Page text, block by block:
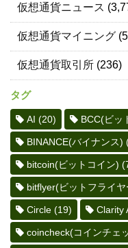
仮想通貨ニュース
仮想通貨マイニング
仮想通貨取引所 (236)
タグ
AI (20) BCC(ビッ
BINANCE(バイナンス)
bitcoin(ビットコイン)
bitflyer(ビットフライヤ
Circle (19) Clarity
coincheck(コインチェ